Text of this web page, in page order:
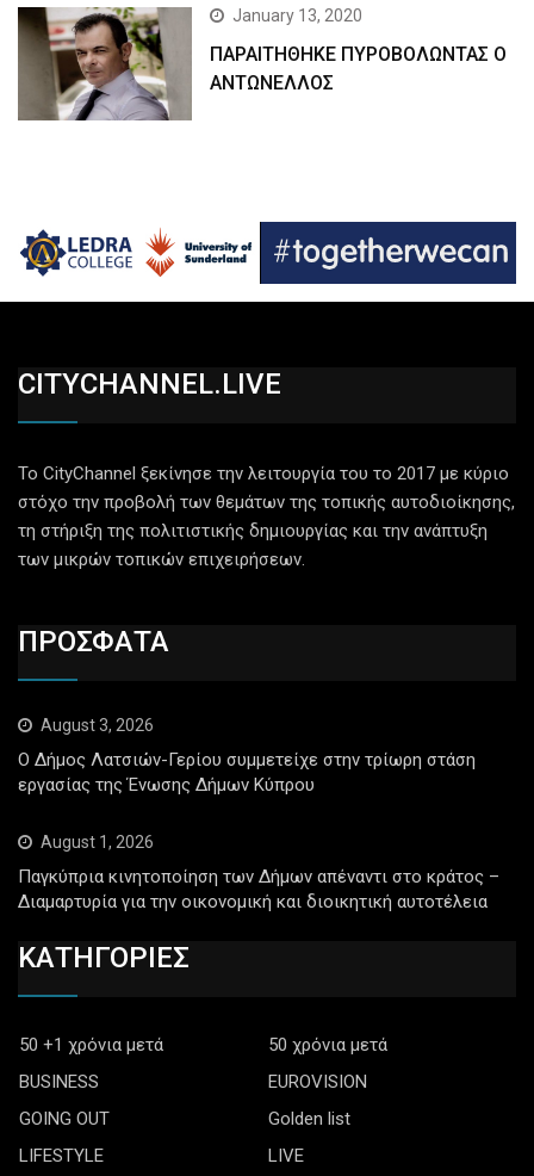
January 13, 2020
ΠΑΡΑΙΤΗΘΗΚΕ ΠΥΡΟΒΟΛΩΝΤΑΣ Ο
ΑΝΤΩΝΕΛΛΟΣ
CITYCHANNEL.LIVE
Το CityChannel ξεκίνησε την λειτουργία του το 2017 με κύριο
στόχο την προβολή των θεμάτων της τοπικής αυτοδιοίκησης,
τη στήριξη της πολιτιστικής δημιουργίας και την ανάπτυξη
των μικρών τοπικών επιχειρήσεων.
ΠΡΟΣΦΑΤΑ
August 3, 2026
Ο Δήμος Λατσιών-Γερίου συμμετείχε στην τρίωρη στάση
εργασίας της Ένωσης Δήμων Κύπρου
August 1, 2026
Παγκύπρια κινητοποίηση των Δήμων απέναντι στο κράτος –
Διαμαρτυρία για την οικονομική και διοικητική αυτοτέλεια
ΚΑΤΗΓΟΡΙΕΣ
50 +1 χρόνια μετά
50 χρόνια μετά
BUSINESS
EUROVISION
GOING OUT
Golden list
LIFESTYLE
LIVE